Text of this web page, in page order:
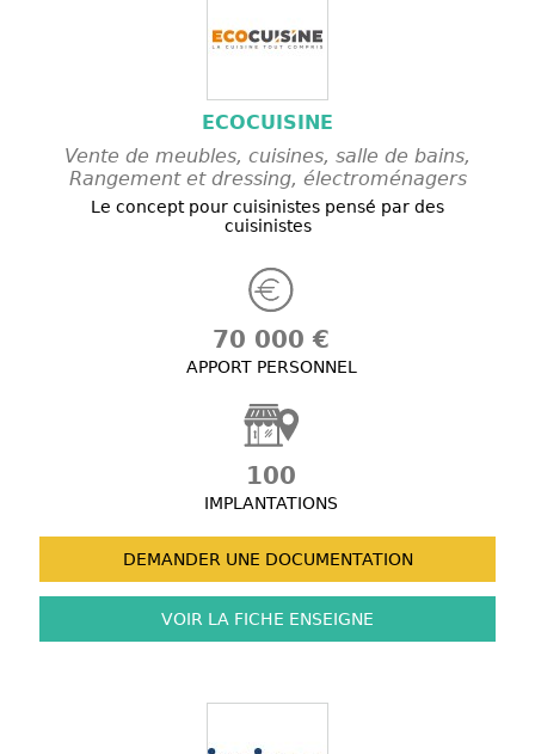
ECOCUISINE
Vente de meubles, cuisines, salle de bains,
Rangement et dressing, électroménagers
Le concept pour cuisinistes pensé par des
cuisinistes
70 000 €
APPORT PERSONNEL
100
IMPLANTATIONS
DEMANDER UNE DOCUMENTATION
VOIR LA FICHE ENSEIGNE